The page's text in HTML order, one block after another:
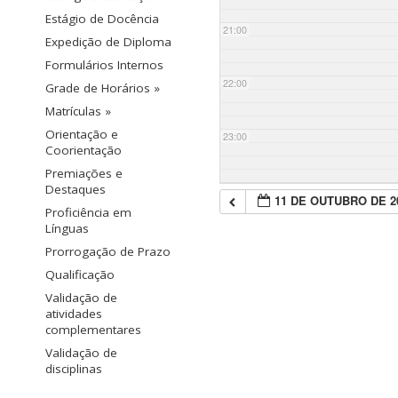
Estágio de Docência
Expedição de Diploma
Formulários Internos
Grade de Horários »
Matrículas »
Orientação e
Coorientação
Premiações e
Destaques
Proficiência em
Línguas
Prorrogação de Prazo
Qualificação
Validação de
atividades
complementares
Validação de
disciplinas
21:00
22:00
23:00
11 DE OUTUBRO DE